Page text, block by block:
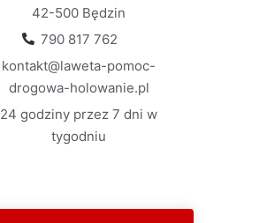
42-500 Będzin
790 817 762
kontakt@laweta-pomoc-
drogowa-holowanie.pl
24 godziny przez 7 dni w
tygodniu